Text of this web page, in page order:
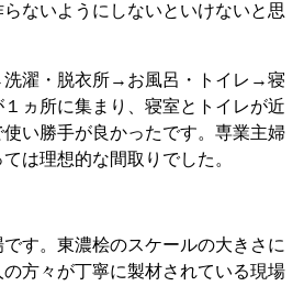
ないようにしないといけないと思
濯・脱衣所→お風呂・トイレ→寝
ヵ所に集まり、寝室とトイレが近
い勝手が良かったです。専業主婦
は理想的な間取りでした。
す。東濃桧のスケールの大きさに
方々が丁寧に製材されている現場